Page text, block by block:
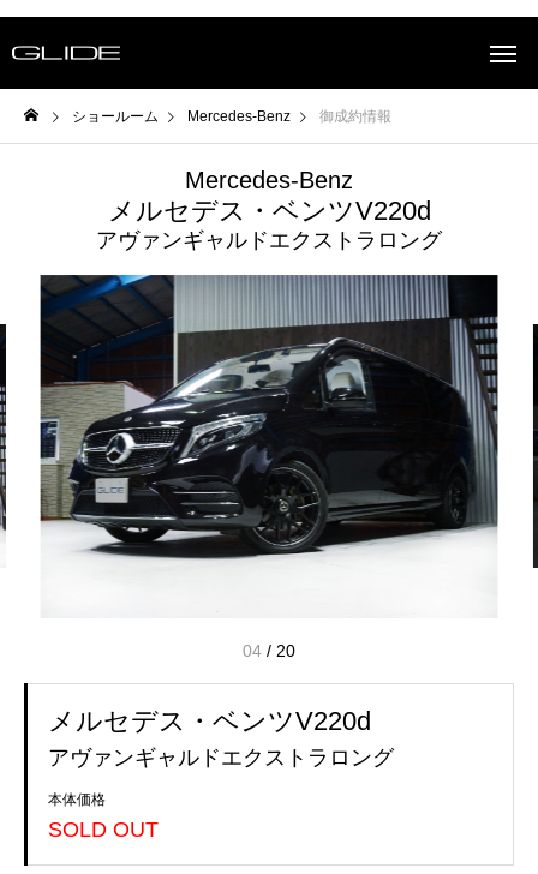
ショールーム Mercedes-Benz 御成約情報
Mercedes-Benz
メルセデス・ベンツV220d
アヴァンギャルドエクストラロング
04 / 20
メルセデス・ベンツV220d
アヴァンギャルドエクストラロング
本体価格
SOLD OUT